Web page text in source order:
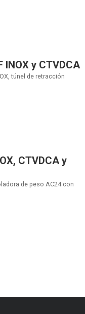
INOX y CTVDCA
túnel de retracción
CTVDCA y
de peso AC24 con